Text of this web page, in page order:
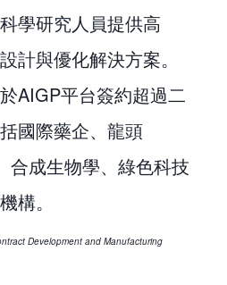
學研究人員提供高
計與優化解決方案。
AIGP平台簽約超過二
國際藥企、龍頭
合成生物學、綠色科技
構。
Development and Manufacturing